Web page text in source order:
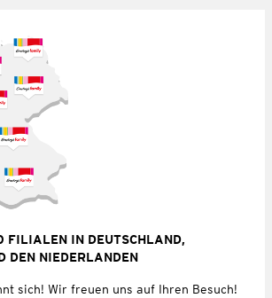
IN DEUTSCHLAND,
DEN NIEDERLANDEN
sich! Wir freuen uns auf Ihren Besuch!